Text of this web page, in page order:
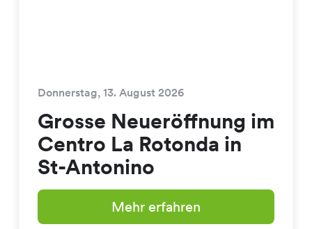
Donnerstag, 13. August 2026
Grosse Neueröffnung im
Centro La Rotonda in
St-Antonino
Mehr erfahren